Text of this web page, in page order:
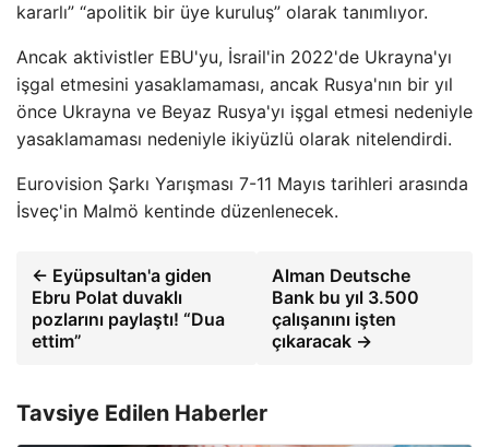
kararlı” “apolitik bir üye kuruluş” olarak tanımlıyor.
Ancak aktivistler EBU'yu, İsrail'in 2022'de Ukrayna'yı
işgal etmesini yasaklamaması, ancak Rusya'nın bir yıl
önce Ukrayna ve Beyaz Rusya'yı işgal etmesi nedeniyle
yasaklamaması nedeniyle ikiyüzlü olarak nitelendirdi.
Eurovision Şarkı Yarışması 7-11 Mayıs tarihleri ​​arasında
İsveç'in Malmö kentinde düzenlenecek.
← Eyüpsultan'a giden
Ebru Polat duvaklı
pozlarını paylaştı! “Dua
ettim”
Alman Deutsche
Bank bu yıl 3.500
çalışanını işten
çıkaracak →
Tavsiye Edilen Haberler